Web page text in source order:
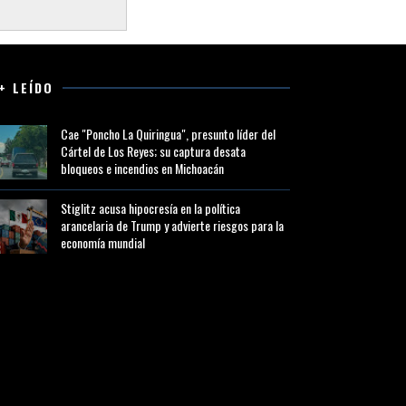
LEÍDO
Cae "Poncho La Quiringua", presunto líder del
Cártel de Los Reyes; su captura desata
bloqueos e incendios en Michoacán
Stiglitz acusa hipocresía en la política
arancelaria de Trump y advierte riesgos para la
economía mundial